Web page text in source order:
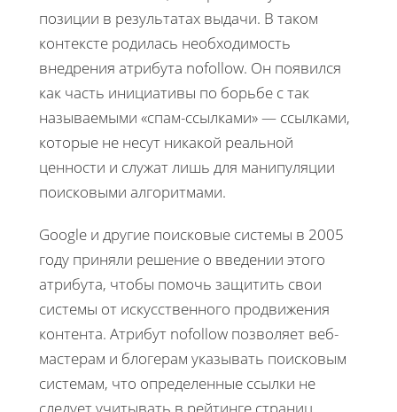
позиции в результатах выдачи. В таком
контексте родилась необходимость
внедрения атрибута nofollow. Он появился
как часть инициативы по борьбе с так
называемыми «спам-ссылками» — ссылками,
которые не несут никакой реальной
ценности и служат лишь для манипуляции
поисковыми алгоритмами.
Google и другие поисковые системы в 2005
году приняли решение о введении этого
атрибута, чтобы помочь защитить свои
системы от искусственного продвижения
контента. Атрибут nofollow позволяет веб-
мастерам и блогерам указывать поисковым
системам, что определенные ссылки не
следует учитывать в рейтинге страниц.